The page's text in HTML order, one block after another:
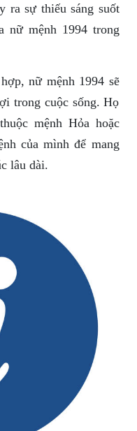
ra sự thiếu sáng suốt
nữ mệnh 1994 trong
nữ mệnh 1994 sẽ
trong cuộc sống. Họ
mệnh Hỏa hoặc
của mình để mang
lâu dài.